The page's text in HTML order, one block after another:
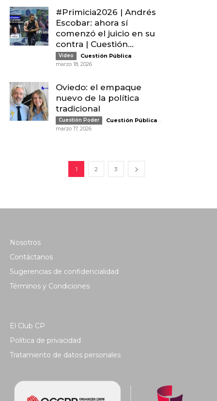
#Primicia2026 | Andrés
Escobar: ahora sí
comenzó el juicio en su
contra | Cuestión...
Video Cuestión Pública -
marzo 18, 2026
Oviedo: el empaque
nuevo de la política
tradicional
Cuestión Poder Cuestión Pública -
marzo 17, 2026
1 2 3
Nosotros
Contáctanos
Sugerencias de confidencialidad
Términos y Condiciones
El Club CP
Política de privacidad
Tratamiento de datos personales